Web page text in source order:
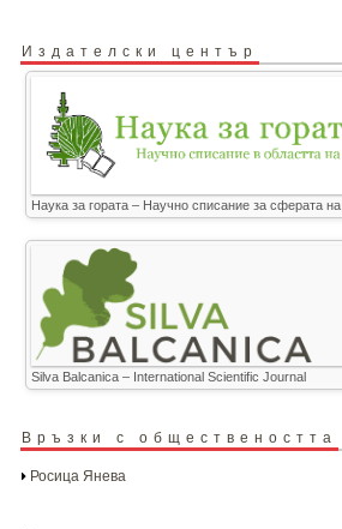
Издателски център
Наука за гората – Научно списание за сферата на
Silva Balcanica – International Scientific Journal
Връзки с обществеността
Росица Янева